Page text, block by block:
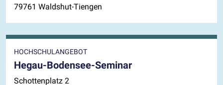
79761 Waldshut-Tiengen
HOCHSCHULANGEBOT
Hegau-Bodensee-Seminar
Schottenplatz 2